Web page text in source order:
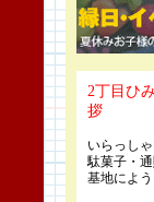
2丁目ひ
拶
いらっしゃ
駄菓子・
基地によ